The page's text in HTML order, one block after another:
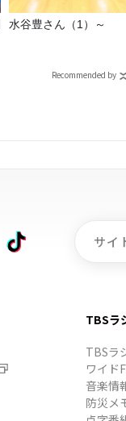
水谷豊さん（1）～
Recommended by
TBSラ
TBSラ
ワイド
音楽情
防災メ